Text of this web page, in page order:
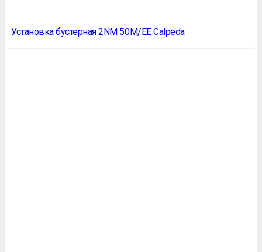
Установка бустерная 2NM 50M/EE Calpeda